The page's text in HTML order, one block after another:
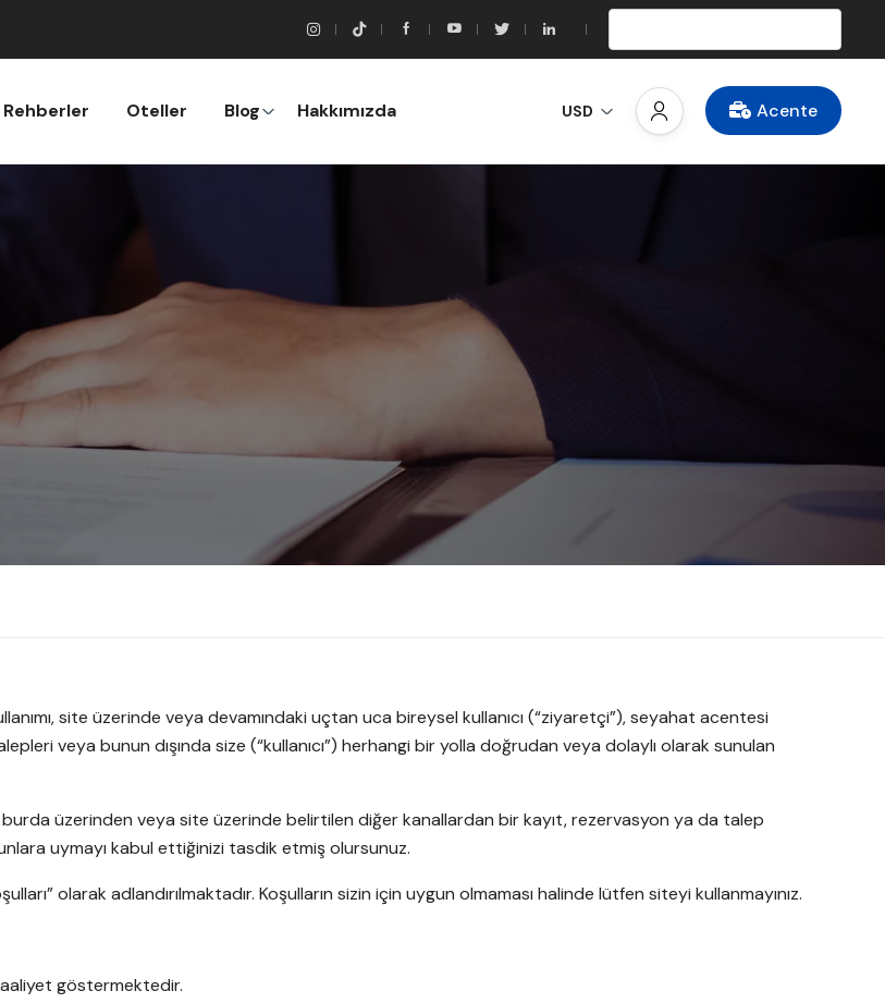
Rehberler Oteller Blog Hakkımızda USD Acente
site üzerinde veya devamındaki uçtan uca bireysel kullanıcı (“ziyaretçi”), seyahat acentesi
veya bunun dışında size (“kullanıcı”) herhangi bir yolla doğrudan veya dolaylı olarak sunulan
üzerinden veya site üzerinde belirtilen diğer kanallardan bir kayıt, rezervasyon ya da talep
uymayı kabul ettiğinizi tasdik etmiş olursunuz.
olarak adlandırılmaktadır. Koşulların sizin için uygun olmaması halinde lütfen siteyi kullanmayınız.
göstermektedir.